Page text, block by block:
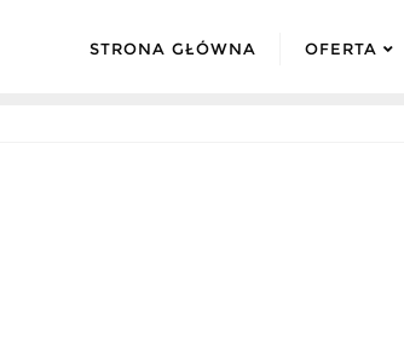
STRONA GŁÓWNA OFERTA